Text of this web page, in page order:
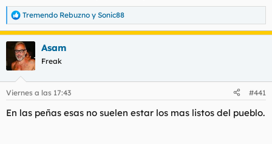
R
e
a
i
e
:
Tremendo Rebuzno y Sonic88
Asam
Freak
Viernes a las 17:43 #441
En las peñas esas no suelen estar los mas listos del pueblo.